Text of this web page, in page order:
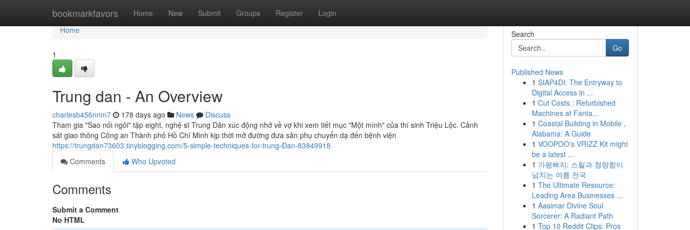
bookmarkfavors Home New Submit Groups Register Login
Home
Home
1
Trung dan - An Overview
charlesb456nnm7 178 days ago News
Discuss
Tham gia "Sao nối ngôi" tập eight, nghệ sĩ Trung Dân xúc động nhớ về vợ khi xem tiết mục "Một mình" của thí sinh Triệu Lộc. Cảnh
sát giao thông Công an Thành phố Hồ Chí Minh kịp thời mở đường đưa sản phụ chuyển dạ đến bệnh viện
https://trungdan73603.tinyblogging.com/5-simple-techniques-for-trung-Đan-83849918
Comments
Who Upvoted
Comments
Submit a Comment
No HTML
Search
Go
Published News
1 SIAP4DI: The Entryway to
Digital Access in ...
1 Cut Costs : Refurbished
Machines at Fanta...
1 Coastal Building in Mobile ,
Alabama: A Guide
1 VOOPOO's VRIZZ Kit might
be a latest ...
1 가평빠지: 스릴과 청량함이
넘치는 여름 천국
1 The Ultimate Resource:
Leading Area Businesses ...
1 Aasimar Divine Soul
Sorcerer: A Radiant Path
1 Top 10 Reddit Clips: Pros